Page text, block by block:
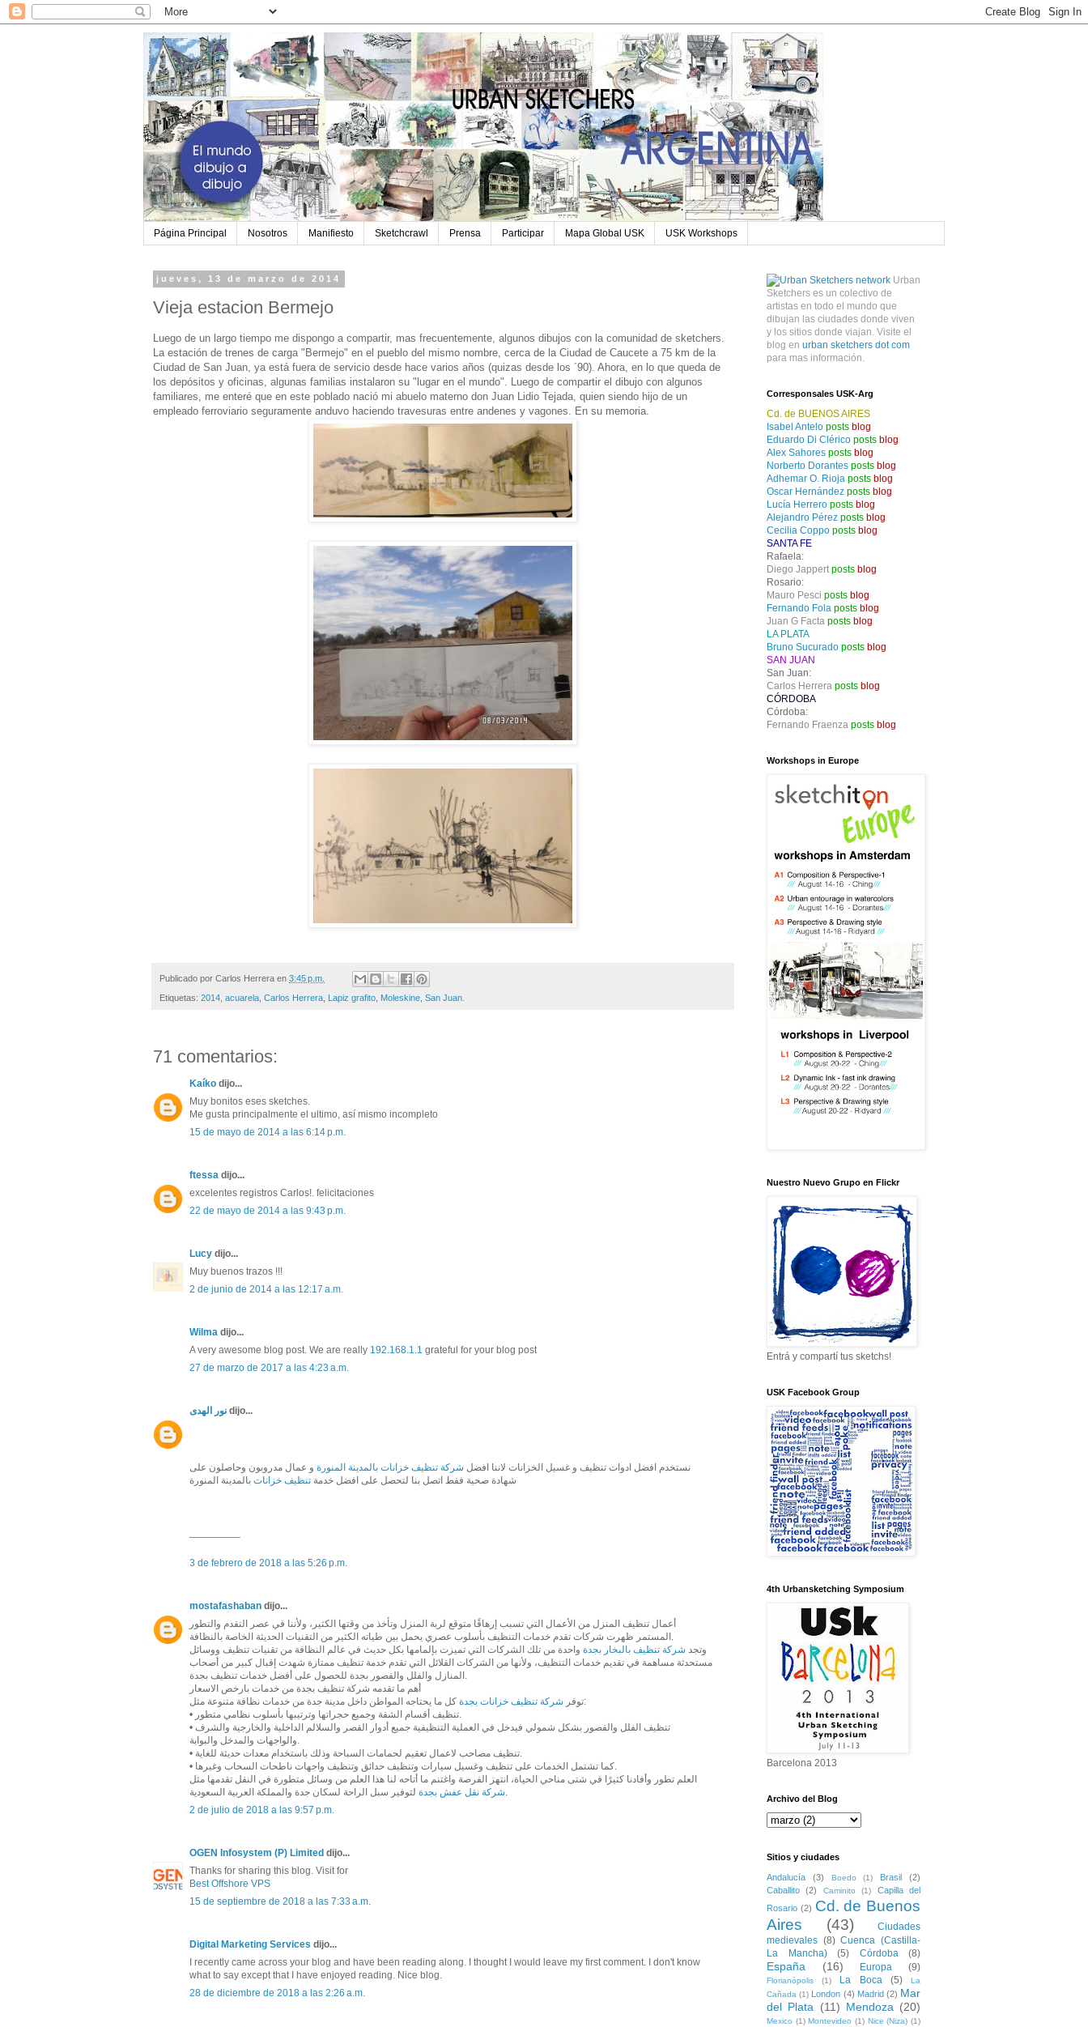
Página Principal Nosotros Manifiesto Sketchcrawl Prensa Participar Mapa Global USK USK Workshops
jueves, 13 de marzo de 2014
Vieja estacion Bermejo
Luego de un largo tiempo me dispongo a compartir, mas frecuentemente, algunos dibujos con la comunidad de sketchers.
La estación de trenes de carga "Bermejo" en el pueblo del mismo nombre, cerca de la Ciudad de Caucete a 75 km de la
Ciudad de San Juan, ya está fuera de servicio desde hace varios años (quizas desde los ´90). Ahora, en lo que queda de
los depósitos y oficinas, algunas familias instalaron su "lugar en el mundo". Luego de compartir el dibujo con algunos
familiares, me enteré que en este poblado nació mi abuelo materno don Juan Lidio Tejada, quien siendo hijo de un
empleado ferroviario seguramente anduvo haciendo travesuras entre andenes y vagones. En su memoria.
Publicado por Carlos Herrera en 3:45 p.m.
Etiquetas: 2014, acuarela, Carlos Herrera, Lapiz grafito, Moleskine, San Juan.
71 comentarios:
Kaíko dijo...
Muy bonitos eses sketches.
Me gusta principalmente el ultimo, así mismo incompleto
15 de mayo de 2014 a las 6:14 p.m.
ftessa dijo...
excelentes registros Carlos!. felicitaciones
22 de mayo de 2014 a las 9:43 p.m.
Lucy dijo...
Muy buenos trazos !!!
2 de junio de 2014 a las 12:17 a.m.
Wilma dijo...
A very awesome blog post. We are really 192.168.1.1 grateful for your blog post
27 de marzo de 2017 a las 4:23 a.m.
نور الهدى dijo...
نستخدم افضل ادوات تنظيف و غسيل الخزانات لاننا افضل شركة تنظيف خزانات بالمدينة المنورة و عمال مدروبون وحاصلون على
شهادة صحية فقط اتصل بنا لتحصل على افضل خدمة تنظيف خزانات بالمدينة المنورة
3 de febrero de 2018 a las 5:26 p.m.
mostafashaban dijo...
أعمال تنظيف المنزل من الأعمال التي تسبب إرهاقًا متوقع لربة المنزل وتأخذ من وقتها الكثير، ولأننا في عصر التقدم والتطور
المستمر ظهرت شركات تقدم خدمات التنظيف بأسلوب عصري يحمل بين طياته الكثير من التقنيات الحديثة الخاصة بالنظافة.
وتجد شركة تنظيف بالبخار بجدة واحدة من تلك الشركات التي تميزت بإلمامها بكل حديث في عالم النظافة من تقنيات تنظيف ووسائل
مستحدثة مساهمة في تقديم خدمات التنظيف، ولأنها من الشركات القلائل التي تقدم خدمة تنظيف ممتازة شهدت إقبال كبير من أصحاب
المنازل والفلل والقصور بجدة للحصول على أفضل خدمات تنظيف بجدة.
أهم ما تقدمه شركة تنظيف بجدة من خدمات بارخص الاسعار
توفر شركة تنظيف خزانات بجدة
كل ما يحتاجه المواطن داخل مدينة جدة من خدمات نظافة متنوعة مثل:
• تنظيف أقسام الشقة وجميع حجراتها وترتيبها بأسلوب نظامي متطور.
• تنظيف الفلل والقصور بشكل شمولي فيدخل في العملية التنظيفية جميع أدوار القصر والسلالم الداخلية والخارجية والشرف
والواجهات والمدخل والبوابة.
• تنظيف مصاحب لاعمال تعقيم لحمامات السباحة وذلك باستخدام معدات حديثة للغاية.
• كما تشتمل الخدمات على تنظيف وغسيل سيارات وتنظيف حدائق وتنظيف واجهات ناطحات السحاب وغيرها.
العلم تطور وأفادنا كثيرًا في شتى مناحي الحياة، انتهز الفرصة واغتنم ما أتاحه لنا هذا العلم من وسائل متطورة في النقل تقدمها مثل
شركة نقل عفش بجدةلتوفير سبل الراحة لسكان جدة والمملكة العربية السعودية.
2 de julio de 2018 a las 9:57 p.m.
OGEN Infosystem (P) Limited dijo...
Thanks for sharing this blog. Visit for
Best Offshore VPS
15 de septiembre de 2018 a las 7:33 a.m.
Digital Marketing Services dijo...
I recently came across your blog and have been reading along. I thought I would leave my first comment. I don't know
what to say except that I have enjoyed reading. Nice blog.
28 de diciembre de 2018 a las 2:26 a.m.
Urban
Sketchers es un colectivo de
artistas en todo el mundo que
dibujan las ciudades donde viven
y los sitios donde viajan. Visite el
blog en urban sketchers dot com
para mas información.
Corresponsales USK-Arg
Cd. de BUENOS AIRES
Isabel Antelo posts blog
Eduardo Di Clérico posts blog
Alex Sahores posts blog
Norberto Dorantes posts blog
Adhemar O. Rioja posts blog
Oscar Hernández posts blog
Lucía Herrero posts blog
Alejandro Pérez posts blog
Cecilia Coppo posts blog
SANTA FE
Rafaela:
Diego Jappert posts blog
Rosario:
Mauro Pesci posts blog
Fernando Fola posts blog
Juan G Facta posts blog
LA PLATA
Bruno Sucurado posts blog
SAN JUAN
San Juan:
Carlos Herrera posts blog
CÓRDOBA
Córdoba:
Fernando Fraenza posts blog
Workshops in Europe
Nuestro Nuevo Grupo en Flickr
Entrá y compartí tus sketchs!
USK Facebook Group
4th Urbansketching Symposium
Barcelona 2013
Archivo del Blog
Sitios y ciudades
Andalucía (3) Boedo (1) Brasil
(2)
Caballito
(2) Caminito (1)
Capilla del
Rosario (2) Cd. de Buenos
Aires
(43)
Ciudades
medievales (8) Cuenca (Castilla-
La Mancha)
(5) Córdoba (8)
España (16) Europa (9)
Florianópolis (1) La Boca (5)
La
Cañada (1) London (4) Madrid (2) Mar
del Plata (11) Mendoza (20)
Mexico (1) Montevideo (1) Nice (Niza) (1)